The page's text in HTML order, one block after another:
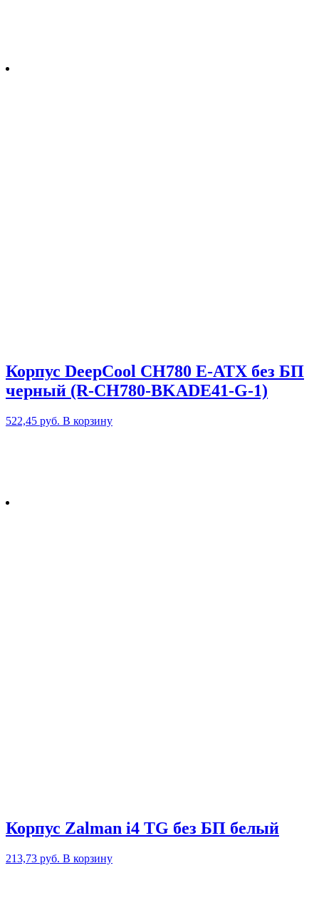
Корпус DeepCool CH780 E-ATX без БП
черный (R-CH780-BKADE41-G-1)
522,45 руб. В корзину
Корпус Zalman i4 TG без БП белый
213,73 руб. В корзину